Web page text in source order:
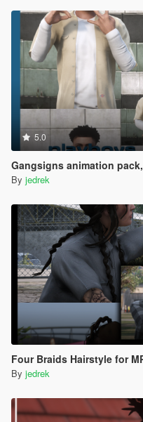
5.0
Gangsigns animation pack,
By jedrek
Four Braids Hairstyle for
By jedrek